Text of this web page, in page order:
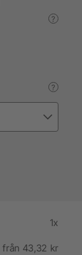
?
?
1x
från 43,32 kr